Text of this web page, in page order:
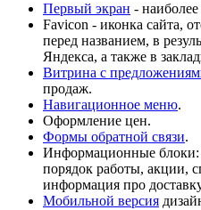
Первый экран -
Fаvicon - иконка сайта,
перед названием, в
Яндекса, а также в
Витрина с
продаж.
Навигационное меню.
Оформление цен.
Формы обратной связи.
Информационные блоки:
порядок работы, акции,
информация про
Мобильной версия